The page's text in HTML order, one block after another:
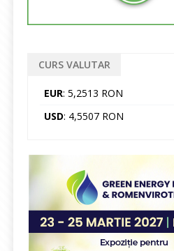
CURS VALUTAR
EUR: 5,2513 RON
USD: 4,5507 RON